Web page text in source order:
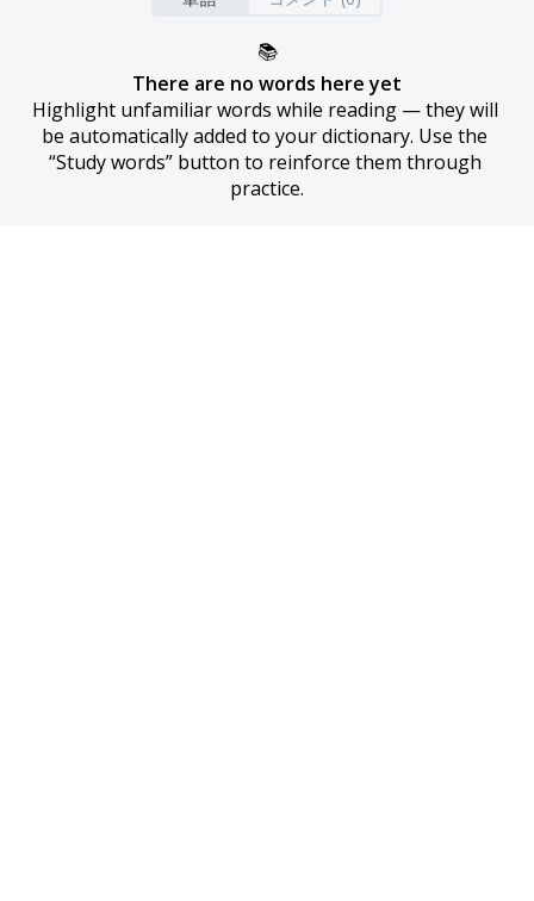
📚
There are no words here yet
Highlight unfamiliar words while reading — they will
be automatically added to your dictionary. Use the
“Study words” button to reinforce them through
practice.